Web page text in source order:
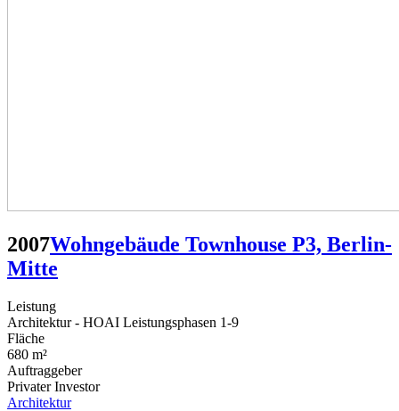
2007Wohngebäude Townhouse P3, Berlin-
Mitte
Leistung
Architektur - HOAI Leistungsphasen 1-9
Fläche
680 m²
Auftraggeber
Privater Investor
Architektur